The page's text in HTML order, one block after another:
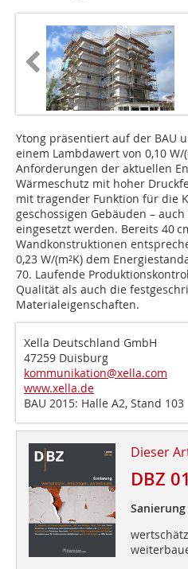
Ytong präsentiert auf der BAU
einem Lambdawert von 0,10
Anforderungen der aktuellen
Wärmeschutz mit hoher
mit tragender Funktion für die
geschossigen Gebäuden –
eingesetzt werden. Bereits 40
Wandkonstruk­tionen
0,23 W/(m²K) dem
70. Laufende
Qualität als auch die
Materialeigenschaften.
Xella Deutschland GmbH
47259 Duisburg
kommunikation@xella.com
www.xella.de
BAU 2015: Halle A2, Stand 103
Dieser
DBZ
Sanierung